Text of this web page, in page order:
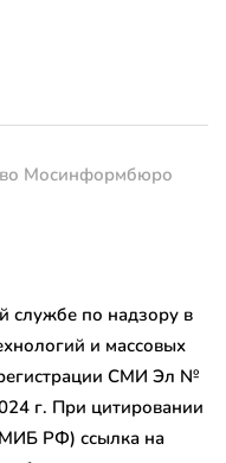
Мосинформбюро
службе по надзору в
и массовых
СМИ Эл №
г. При цитировании
РФ) ссылка на